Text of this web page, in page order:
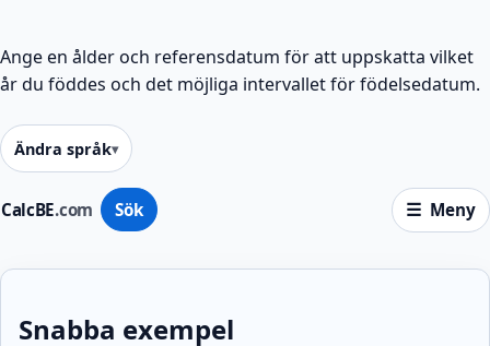
CalcBE.com Sök Meny
Ange en ålder och referensdatum för att uppskatta vilket
år du föddes och det möjliga intervallet för födelsedatum.
Ändra språk
Snabba exempel